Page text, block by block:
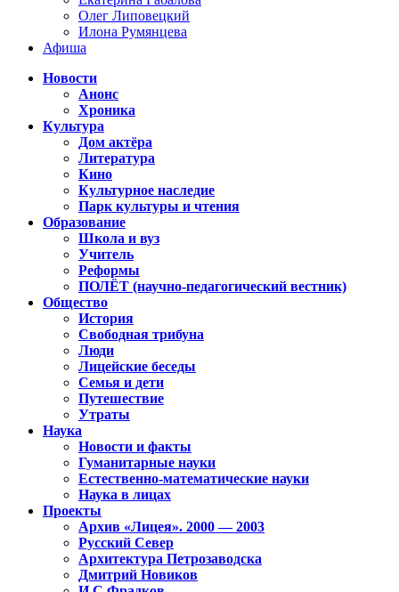
Олег Липовецкий
Илона Румянцева
Афиша
Новости
Анонс
Хроника
Культура
Дом актёра
Литература
Кино
Культурное наследие
Парк культуры и чтения
Образование
Школа и вуз
Учитель
Реформы
ПОЛЁТ (научно-педагогический вестник)
Общество
История
Свободная трибуна
Люди
Лицейские беседы
Семья и дети
Путешествие
Утраты
Наука
Новости и факты
Гуманитарные науки
Естественно-математические науки
Наука в лицах
Проекты
Архив «Лицея». 2000 — 2003
Русский Север
Архитектура Петрозаводска
Дмитрий Новиков